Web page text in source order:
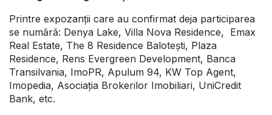
Printre expozanții care au confirmat deja participarea
se numără: Denya Lake, Villa Nova Residence, Emax
Real Estate, The 8 Residence Balotești, Plaza
Residence, Rens Evergreen Development, Banca
Transilvania, ImoPR, Apulum 94, KW Top Agent,
Imopedia, Asociația Brokerilor Imobiliari, UniCredit
Bank, etc.